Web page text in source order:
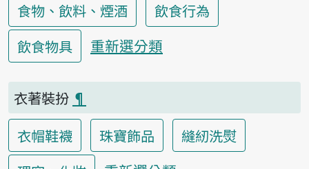
食物、飲料、煙酒
飲食行為
飲食物具
重新選分類
衣著裝扮 ¶
衣帽鞋襪
珠寶飾品
縫紉洗熨